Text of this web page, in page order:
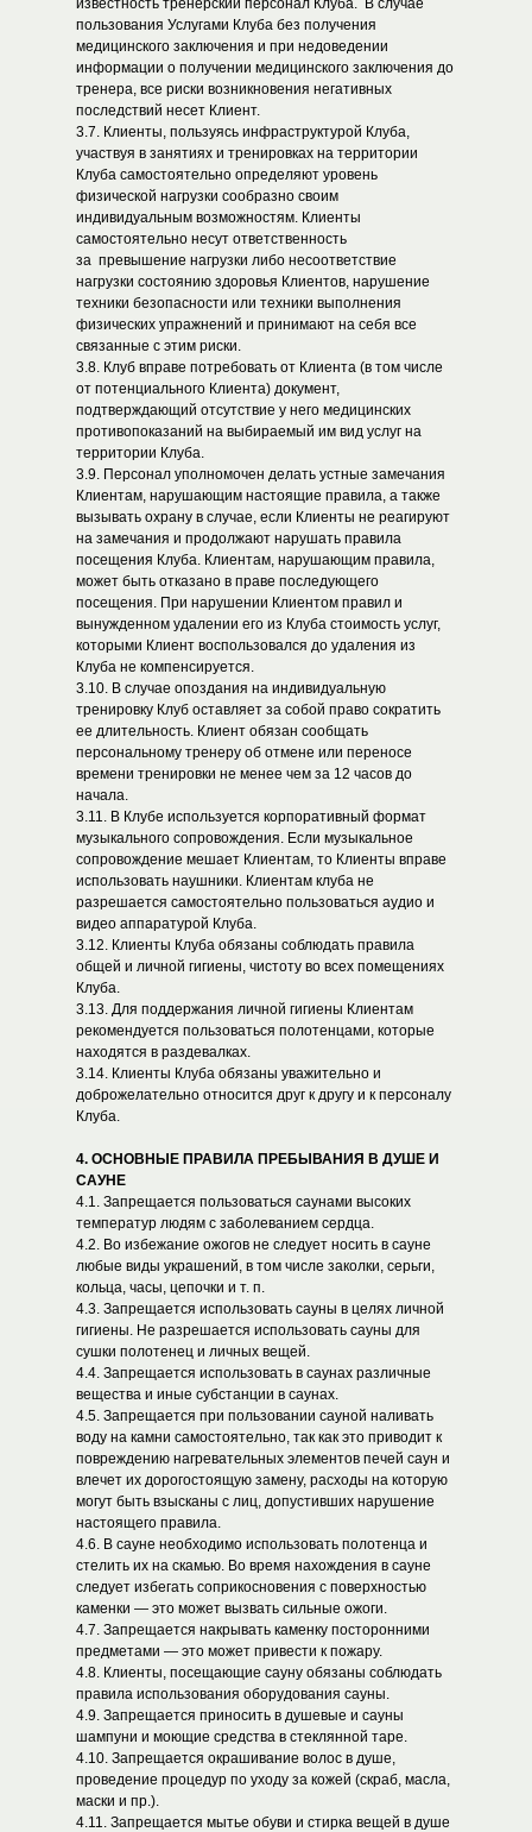
известность тренерский персонал Клуба. В случае
пользования Услугами Клуба без получения
медицинского заключения и при недоведении
информации о получении медицинского заключения до
тренера, все риски возникновения негативных
последствий несет Клиент.
3.7. Клиенты, пользуясь инфраструктурой Клуба,
участвуя в занятиях и тренировках на территории
Клуба самостоятельно определяют уровень
физической нагрузки сообразно своим
индивидуальным возможностям. Клиенты
самостоятельно несут ответственность
за превышение нагрузки либо несоответствие
нагрузки состоянию здоровья Клиентов, нарушение
техники безопасности или техники выполнения
физических упражнений и принимают на себя все
связанные с этим риски.
3.8. Клуб вправе потребовать от Клиента (в том числе
от потенциального Клиента) документ,
подтверждающий отсутствие у него медицинских
противопоказаний на выбираемый им вид услуг на
территории Клуба.
3.9. Персонал уполномочен делать устные замечания
Клиентам, нарушающим настоящие правила, а также
вызывать охрану в случае, если Клиенты не реагируют
на замечания и продолжают нарушать правила
посещения Клуба. Клиентам, нарушающим правила,
может быть отказано в праве последующего
посещения. При нарушении Клиентом правил и
вынужденном удалении его из Клуба стоимость услуг,
которыми Клиент воспользовался до удаления из
Клуба не компенсируется.
3.10. В случае опоздания на индивидуальную
тренировку Клуб оставляет за собой право сократить
ее длительность. Клиент обязан сообщать
персональному тренеру об отмене или переносе
времени тренировки не менее чем за 12 часов до
начала.
3.11. В Клубе используется корпоративный формат
музыкального сопровождения. Если музыкальное
сопровождение мешает Клиентам, то Клиенты вправе
использовать наушники. Клиентам клуба не
разрешается самостоятельно пользоваться аудио и
видео аппаратурой Клуба.
3.12. Клиенты Клуба обязаны соблюдать правила
общей и личной гигиены, чистоту во всех помещениях
Клуба.
3.13. Для поддержания личной гигиены Клиентам
рекомендуется пользоваться полотенцами, которые
находятся в раздевалках.
3.14. Клиенты Клуба обязаны уважительно и
доброжелательно относится друг к другу и к персоналу
Клуба.
4. ОСНОВНЫЕ ПРАВИЛА ПРЕБЫВАНИЯ В ДУШЕ И
САУНЕ
4.1. Запрещается пользоваться саунами высоких
температур людям с заболеванием сердца.
4.2. Во избежание ожогов не следует носить в сауне
любые виды украшений, в том числе заколки, серьги,
кольца, часы, цепочки и т. п.
4.3. Запрещается использовать сауны в целях личной
гигиены. Не разрешается использовать сауны для
сушки полотенец и личных вещей.
4.4. Запрещается использовать в саунах различные
вещества и иные субстанции в саунах.
4.5. Запрещается при пользовании сауной наливать
воду на камни самостоятельно, так как это приводит к
повреждению нагревательных элементов печей саун и
влечет их дорогостоящую замену, расходы на которую
могут быть взысканы с лиц, допустивших нарушение
настоящего правила.
4.6. В сауне необходимо использовать полотенца и
стелить их на скамью. Во время нахождения в сауне
следует избегать соприкосновения с поверхностью
каменки — это может вызвать сильные ожоги.
4.7. Запрещается накрывать каменку посторонними
предметами — это может привести к пожару.
4.8. Клиенты, посещающие сауну обязаны соблюдать
правила использования оборудования сауны.
4.9. Запрещается приносить в душевые и сауны
шампуни и моющие средства в стеклянной таре.
4.10. Запрещается окрашивание волос в душе,
проведение процедур по уходу за кожей (скраб, масла,
маски и пр.).
4.11. Запрещается мытье обуви и стирка вещей в душе